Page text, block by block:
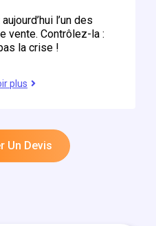
l’un des
vente. Contrôlez-la :
la crise !
plus
Un Devis